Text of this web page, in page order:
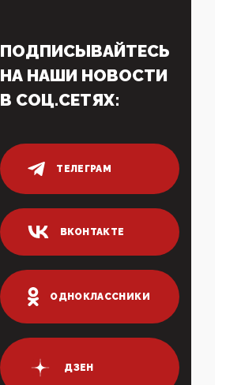
ПОДПИСЫВАЙТЕСЬ
НА НАШИ НОВОСТИ
В СОЦ.СЕТЯХ:
ТЕЛЕГРАМ
ВКОНТАКТЕ
ОДНОКЛАССНИКИ
ДЗЕН